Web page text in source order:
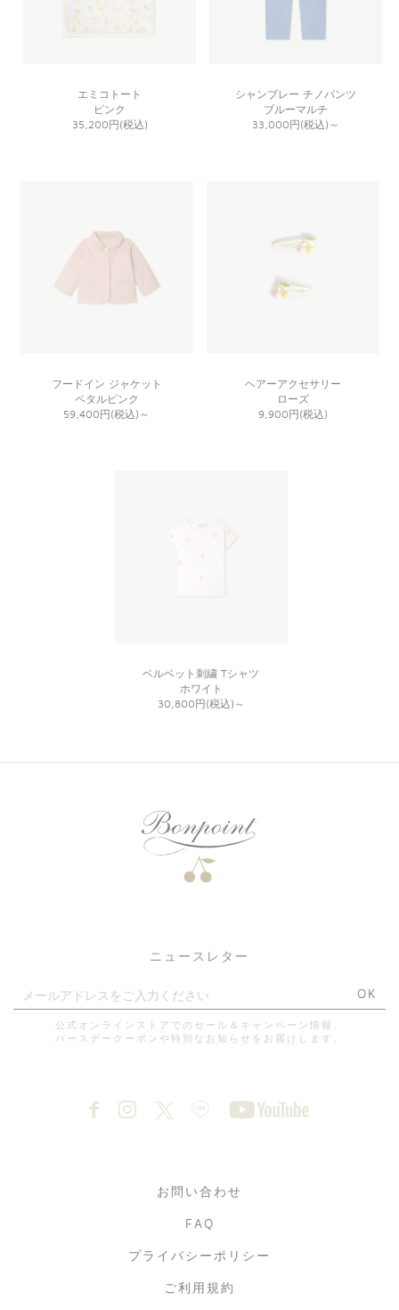
エミコトート
ピンク
35,200円(税込)
シャンブレー チノパンツ
ブルーマルチ
33,000円(税込) ～
フードイン ジャケット
ペタルピンク
59,400円(税込) ～
ヘアーアクセサリー
ローズ
9,900円(税込)
ベルベット刺繍 Tシャツ
ホワイト
30,800円(税込) ～
お問い合わせ
FAQ
プライバシーポリシー
ご利用規約
ニュースレター
OK
公式オンラインストアでのセール＆キャンペーン情報、
バースデークーポンや特別なお知らせをお届けします。